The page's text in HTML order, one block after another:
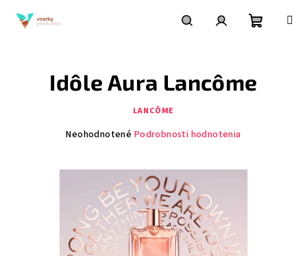
košík
Idôle Aura Lancôme
LANCÔME
Priemerné
hviezdičiek.
Neohodnotené Podrobnosti hodnotenia